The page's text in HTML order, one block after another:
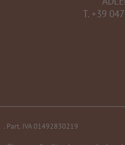
T. +39
. Part. IVA 01492830219